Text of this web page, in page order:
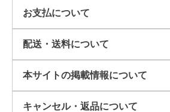
お支払について
配送・送料について
本サイトの掲載情報について​
キャンセル・返品について​